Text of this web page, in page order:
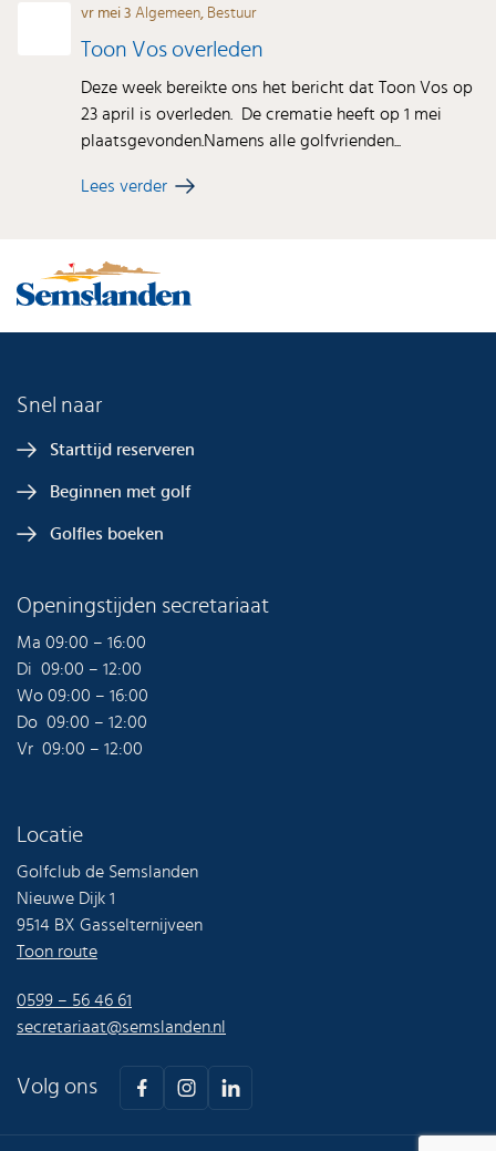
vr mei 3Algemeen, Bestuur
Toon Vos overleden
Deze week bereikte ons het bericht dat Toon Vos op
23 april is overleden. De crematie heeft op 1 mei
plaatsgevonden.Namens alle golfvrienden...
Lees verder
Snel naar
Starttijd reserveren
Beginnen met golf
Golfles boeken
Openingstijden secretariaat
Ma 09:00 – 16:00
Di 09:00 – 12:00
Wo 09:00 – 16:00
Do 09:00 – 12:00
Vr 09:00 – 12:00
Locatie
Golfclub de Semslanden
Nieuwe Dijk 1
9514 BX Gasselternijveen
Toon route
0599 – 56 46 61
secretariaat@semslanden.nl
Volg ons